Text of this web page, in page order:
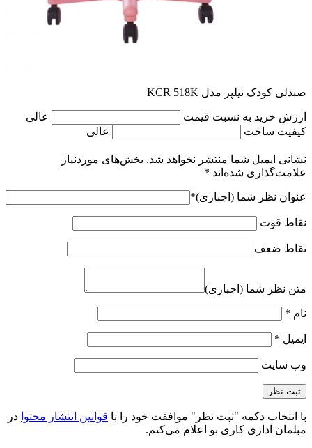
صندلی کودک نیلپر مدل KCR 518K
ارزش خرید به نسبت قیمت
عالی
کیفیت ساخت
عالی
نشانی ایمیل شما منتشر نخواهد شد. بخش‌های موردنیاز
علامت‌گذاری شده‌اند *
عنوان نظر شما (اجباری)*
نقاط قوت
نقاط ضعف
متن نظر شما (اجباری)
نام *
ایمیل *
وب‌ سایت
با انتخاب دکمه "ثبت نظر" موافقت خود را با قوانین انتشار محتوا در
مبلمان اداری کاری نو اعلام می‌کنم.